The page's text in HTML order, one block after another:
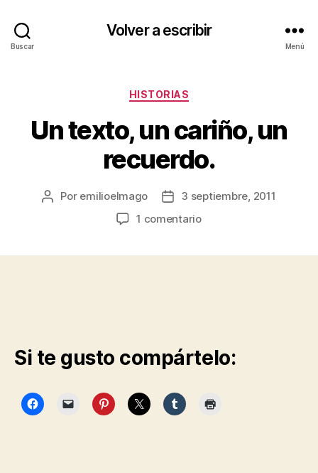
Buscar
Volver a escribir
Menú
Categorías
HISTORIAS
Un texto, un cariño, un
recuerdo.
Autor
Por emilioelmago
Fecha3 septiembre, 2011
1 comentarioen
Si te gusto compártelo: